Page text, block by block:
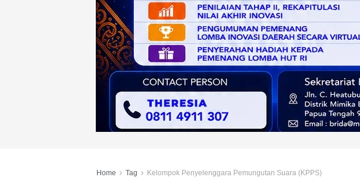
Home Tag Kelompok Penyelenggara Pemungutan Suara (KPPS)